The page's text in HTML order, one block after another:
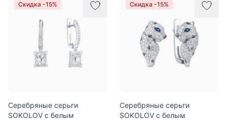
Скидка -15%
Серебряные серьги
SOKOLOV с белым
Скидка -15%
Серебряные серьги
SOKOLOV с белым